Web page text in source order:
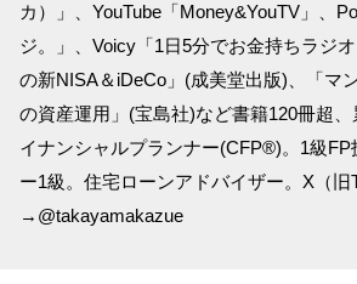
カ）」、YouTube「Money&YouTV」、
ジ。」、Voicy「1日5分でお金持ちラジ
の新NISA＆iDeCo」(成美堂出版)、「マ
の資産運用」(宝島社)など書籍120冊超
イナンシャルプランナー(CFP®)。1級
ー1級。住宅ローンアドバイザー。X（旧
→@takayamakazue